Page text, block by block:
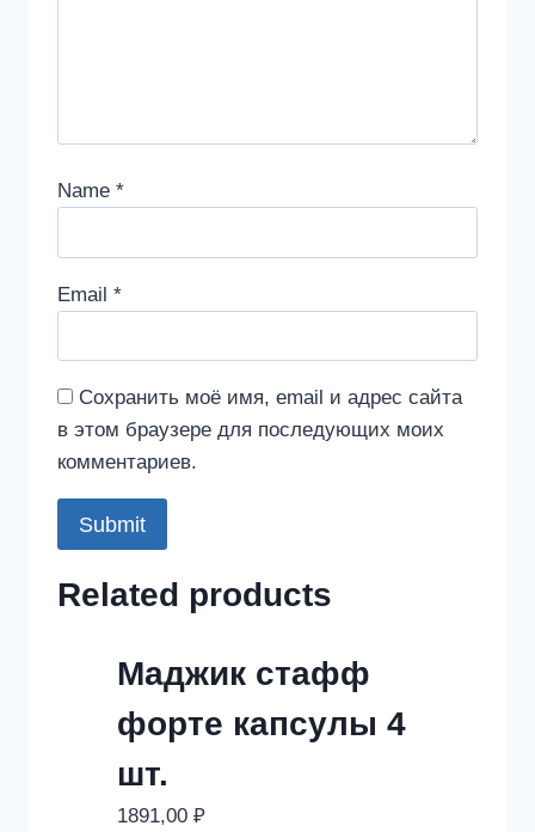
Name *
Email *
Сохранить моё имя, email и адрес сайта
в этом браузере для последующих моих
комментариев.
Related products
Маджик стафф
форте капсулы 4
шт.
1891,00 ₽